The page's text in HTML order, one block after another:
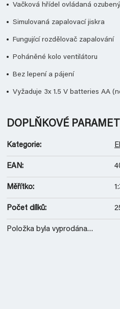
Vačková hřídel ovládaná
Simulovaná zapalovací jiskra
Fungující rozdělovač zapalování
Poháněné kolo ventilátoru
Bez lepení a pájení
Vyžaduje 3x 1.5 V batteries AA
DOPLŇKOVÉ
Kategorie:
EAN:
Měřítko:
Počet dílků:
Položka byla vyprodána…